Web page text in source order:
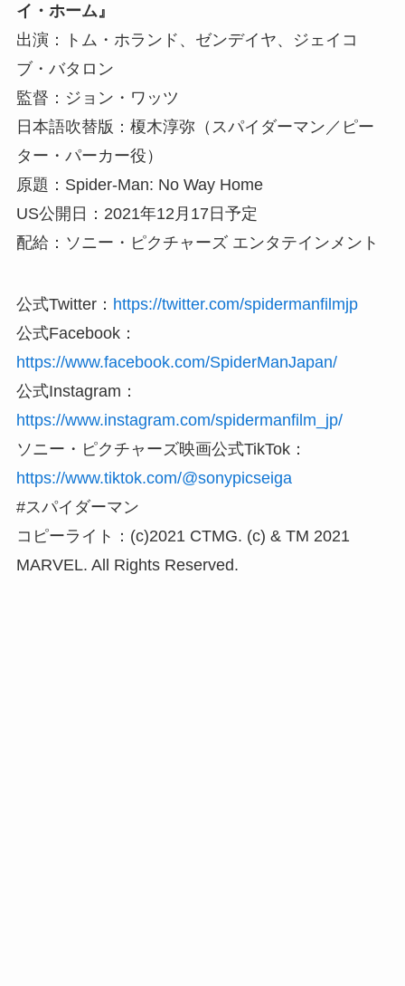
イ・ホーム』
出演：トム・ホランド、ゼンデイヤ、ジェイコ
ブ・バタロン
監督：ジョン・ワッツ
日本語吹替版：榎木淳弥（スパイダーマン／ピー
ター・パーカー役）
原題：Spider-Man: No Way Home
US公開日：2021年12月17日予定
配給：ソニー・ピクチャーズ エンタテインメント
公式Twitter： https://twitter.com/spidermanfilmjp
公式Facebook：
https://www.facebook.com/SpiderManJapan/
公式Instagram：
https://www.instagram.com/spidermanfilm_jp/
ソニー・ピクチャーズ映画公式TikTok：
https://www.tiktok.com/@sonypicseiga
#スパイダーマン
コピーライト：(c)2021 CTMG. (c) & TM 2021
MARVEL. All Rights Reserved.